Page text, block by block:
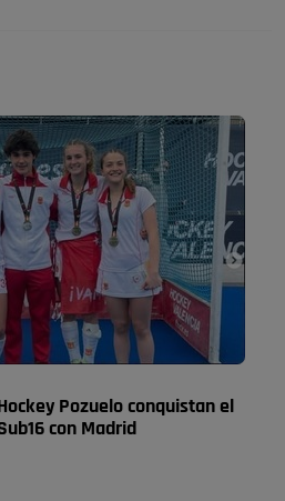
Pozuelo conquistan el
con Madrid